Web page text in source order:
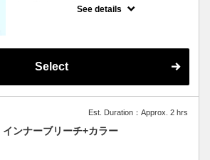
See details
Select
Est. Duration：Approx. 2 hrs
インナーブリーチ+カラー